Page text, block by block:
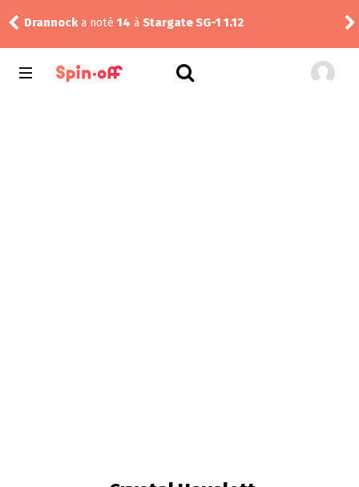
Drannocka noté 14 à Stargate SG-1 1.12